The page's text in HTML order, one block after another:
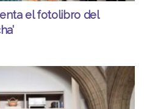
el fotolibro del